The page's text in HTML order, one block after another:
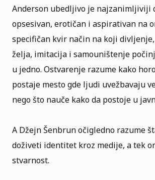
Anderson ubedljivo je najzanimljiviji
opsesivan, erotičan i aspirativan na
specifičan kvir način na koji
želja, imitacija i samouništenje
u jedno. Ostvarenje razume kako
postaje mesto gde ljudi uvežbavaju
nego što nauče kako da postoje u
A Džejn Šenbrun očigledno razume
doživeti identitet kroz medije, a tek
stvarnost.